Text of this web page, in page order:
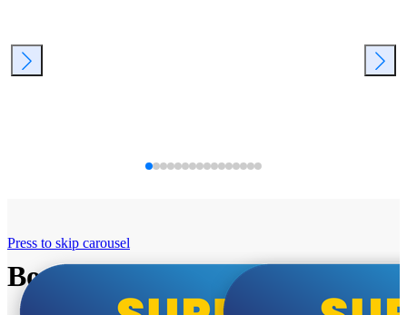
Bosch super cene
Press to skip carousel